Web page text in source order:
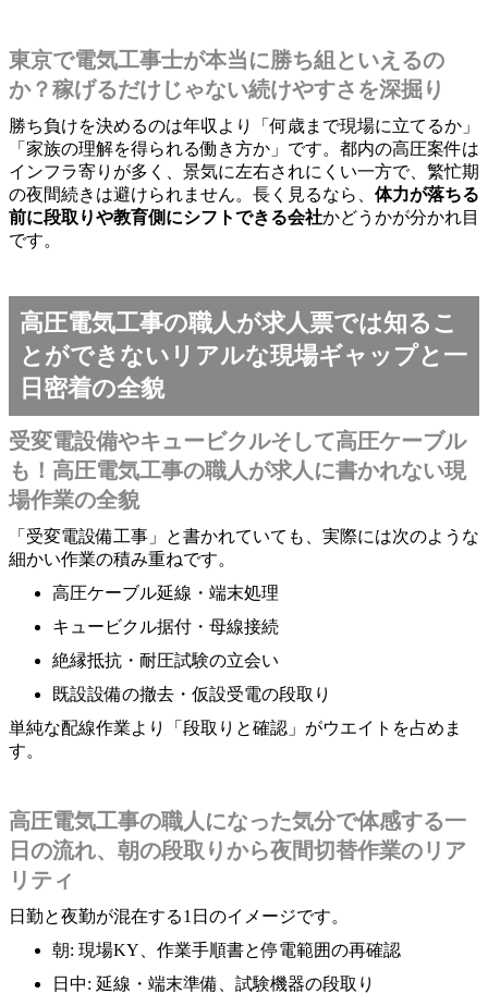
東京で電気工事士が本当に勝ち組といえるの
か？稼げるだけじゃない続けやすさを深掘り
勝ち負けを決めるのは年収より「何歳まで現場に立てるか」
「家族の理解を得られる働き方か」です。都内の高圧案件は
インフラ寄りが多く、景気に左右されにくい一方で、繁忙期
の夜間続きは避けられません。長く見るなら、 体力が落ちる
前に段取りや教育側にシフトできる会社かどうかが分かれ目
です。
高圧電気工事の職人が求人票では知るこ
とができないリアルな現場ギャップと一
日密着の全貌
受変電設備やキュービクルそして高圧ケーブル
も！高圧電気工事の職人が求人に書かれない現
場作業の全貌
「受変電設備工事」と書かれていても、実際には次のような
細かい作業の積み重ねです。
高圧ケーブル延線・端末処理
キュービクル据付・母線接続
絶縁抵抗・耐圧試験の立会い
既設設備の撤去・仮設受電の段取り
単純な配線作業より「段取りと確認」がウエイトを占めま
す。
高圧電気工事の職人になった気分で体感する一
日の流れ、朝の段取りから夜間切替作業のリア
リティ
日勤と夜勤が混在する1日のイメージです。
朝: 現場KY、作業手順書と停電範囲の再確認
日中: 延線・端末準備、試験機器の段取り